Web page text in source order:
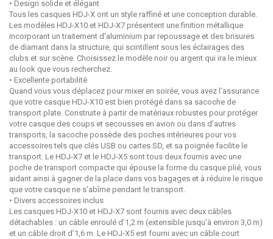
• Design solide et élégant
Tous les casques HDJ-X ont un style raffiné et une conception durable.
Les modèles HDJ-X10 et HDJ-X7 présentent une finition métallique
incorporant un traitement d’aluminium par repoussage et des brisures
de diamant dans la structure, qui scintillent sous les éclairages des
clubs et sur scène. Choisissez le modèle noir ou argent qui ira le mieux
au look que vous recherchez.
• Excellente portabilité
Quand vous vous déplacez pour mixer en soirée, vous avez l’assurance
que votre casque HDJ-X10 est bien protégé dans sa sacoche de
transport plate. Construite à partir de matériaux robustes pour protéger
votre casque des coups et secousses en avion ou dans d’autres
transports, la sacoche possède des poches intérieures pour vos
accessoires tels que clés USB ou cartes SD, et sa poignée facilite le
transport. Le HDJ-X7 et le HDJ-X5 sont tous deux fournis avec une
poche de transport compacte qui épouse la forme du casque plié, vous
aidant ainsi à gagner de la place dans vos bagages et à réduire le risque
que votre casque ne s’abîme pendant le transport.
• Divers accessoires inclus
Les casques HDJ-X10 et HDJ-X7 sont fournis avec deux câbles
détachables : un câble enroulé d’1,2 m (extensible jusqu’à environ 3,0 m)
et un câble droit d’1,6 m. Le HDJ-X5 est fourni avec un câble court